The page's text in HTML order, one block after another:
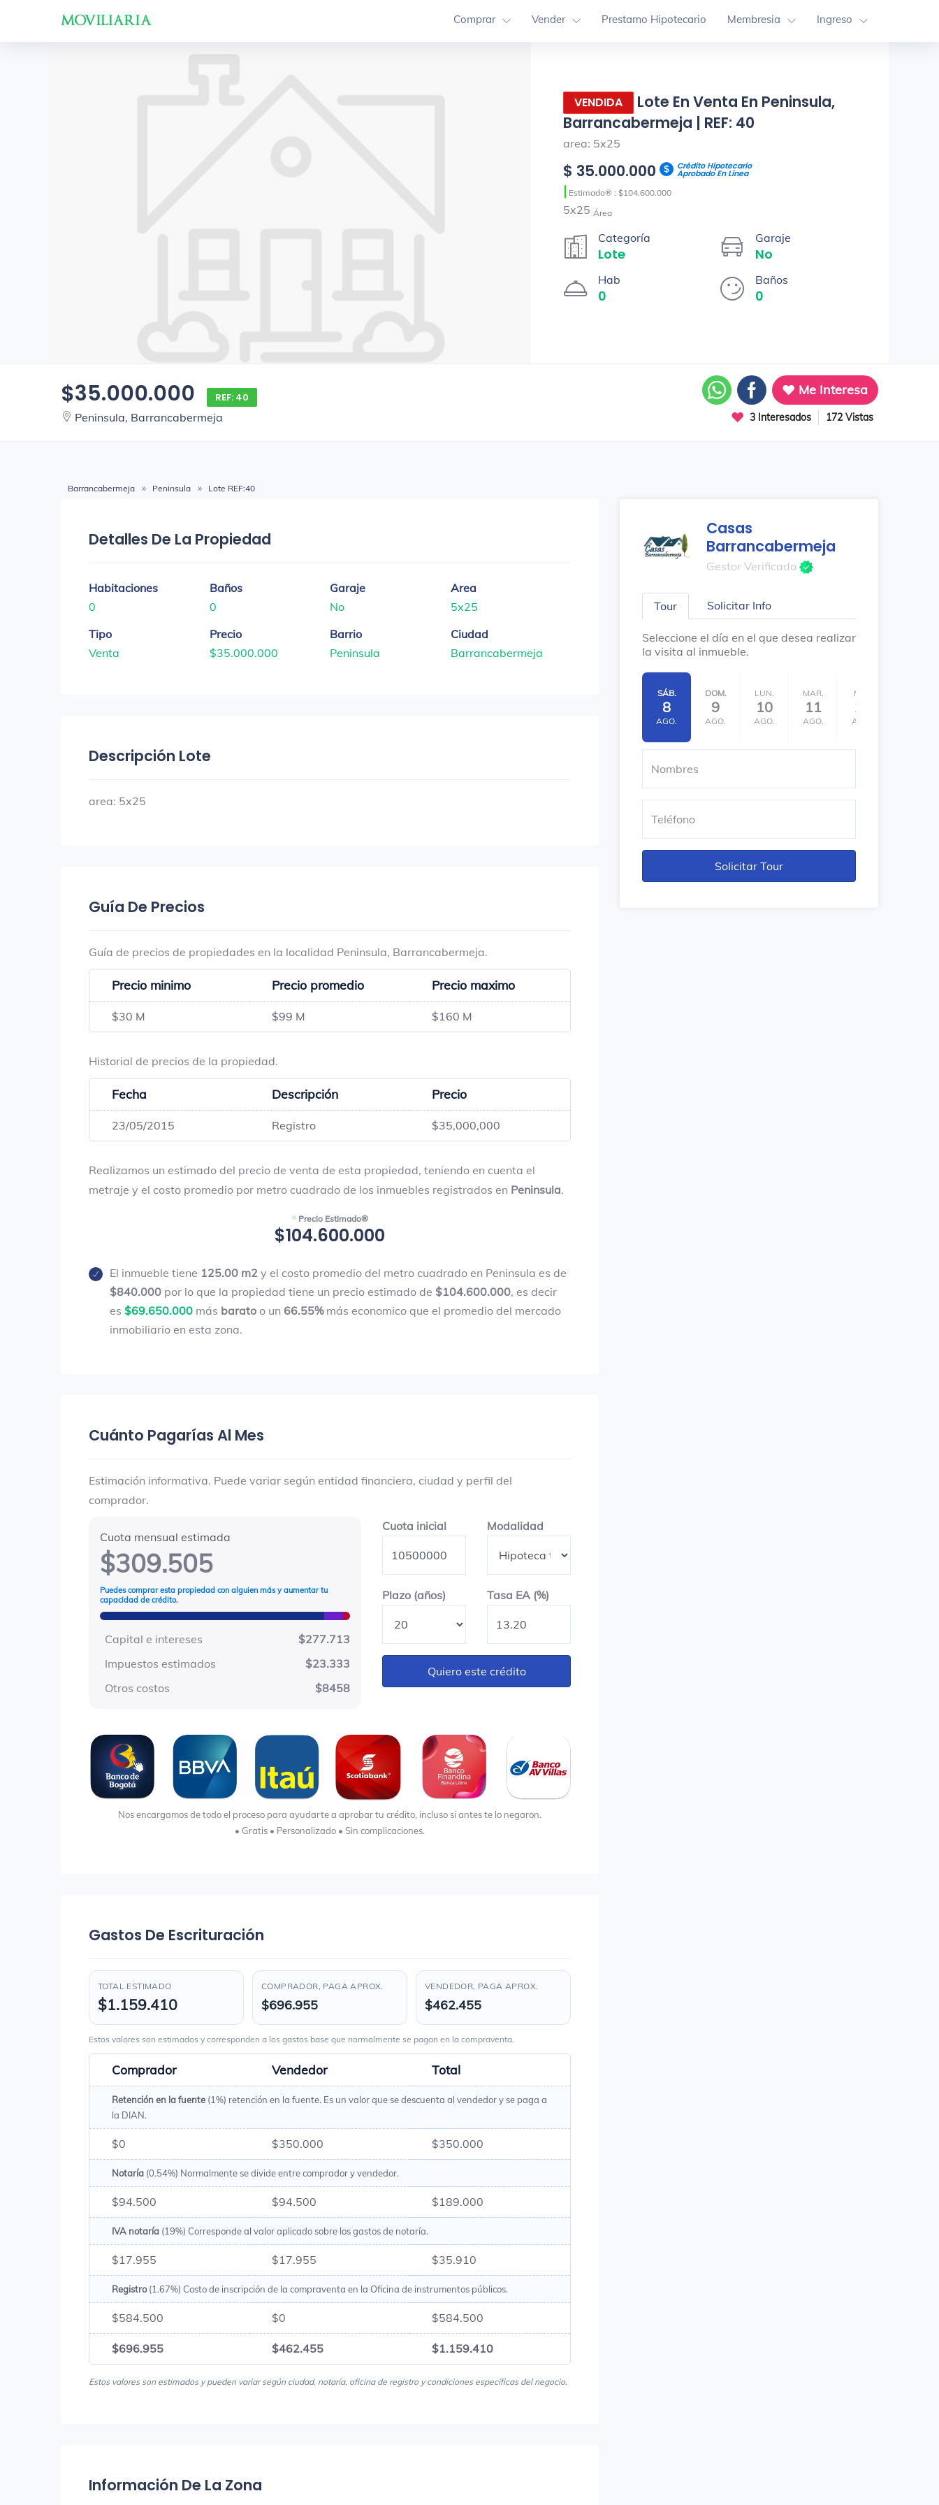
Comprar Vender Prestamo Hipotecario Membresia Ingreso
VENDIDA
Lote En Venta En Peninsula,
Barrancabermeja | REF: 40
area: 5x25
$ 35.000.000 Crédito Hipotecario
Aprobado En Línea
| Estimado® : $104.600.000
5x25 Área
Categoría
Lote
Garaje
No
Hab
0
Baños
0
$35.000.000 REF: 40
Peninsula, Barrancabermeja
Me Interesa
3 Interesados 172 Vistas
Barrancabermeja Peninsula Lote REF:40
Detalles De La Propiedad
Habitaciones
0
Baños
0
Garaje
No
Area
5x25
Tipo
Venta
Precio
$35.000.000
Barrio
Peninsula
Ciudad
Barrancabermeja
Descripción Lote
area: 5x25
Guía De Precios
Guía de precios de propiedades en la localidad Peninsula, Barrancabermeja.
Precio minimo Precio promedio Precio maximo
$30 M $99 M $160 M
Historial de precios de la propiedad.
Fecha Descripción Precio
23/05/2015 Registro $35,000,000
Realizamos un estimado del precio de venta de esta propiedad, teniendo en cuenta el
metraje y el costo promedio por metro cuadrado de los inmuebles registrados en Peninsula.
Precio Estimado®
$104.600.000
El inmueble tiene 125.00 m2 y el costo promedio del metro cuadrado en Peninsula es de
$840.000 por lo que la propiedad tiene un precio estimado de $104.600.000, es decir
es $69.650.000 más barato o un 66.55%más economico que el promedio del mercado
inmobiliario en esta zona.
Cuánto Pagarías Al Mes
Estimación informativa. Puede variar según entidad financiera, ciudad y perfil del
comprador.
Cuota mensual estimada
$309.505
Puedes comprar esta propiedad con alguien más y aumentar tu
capacidad de crédito.
Capital e intereses
$277.713
Impuestos estimados
$23.333
Otros costos
$8458
Cuota inicialCuota inicialModalidad
Plazo (años) Plazo en añosTasa EA (%)
Quiero este crédito
Nos encargamos de todo el proceso para ayudarte a aprobar tu crédito, incluso si antes te lo negaron.
• Gratis • Personalizado • Sin complicaciones.
Gastos De Escrituración
TOTAL ESTIMADO
$1.159.410
COMPRADOR, PAGA APROX.
$696.955
VENDEDOR, PAGA APROX.
$462.455
Estos valores son estimados y corresponden a los gastos base que normalmente se pagan en la compraventa.
Comprador Vendedor Total
Retención en la fuente (1%) retención en la fuente. Es un valor que se descuenta al vendedor y se paga a
la DIAN.
$0 $350.000 $350.000
Notaría (0.54%) Normalmente se divide entre comprador y vendedor.
$94.500 $94.500 $189.000
IVA notaría (19%) Corresponde al valor aplicado sobre los gastos de notaría.
$17.955 $17.955 $35.910
Registro(1.67%) Costo de inscripción de la compraventa en la Oficina de instrumentos públicos.
$584.500 $0 $584.500
$696.955 $462.455 $1.159.410
Estos valores son estimados y pueden variar según ciudad, notaría, oficina de registro y condiciones específicas del negocio.
Información De La Zona
Casas
Barrancabermeja
Gestor Verificado
Tour Solicitar Info
Seleccione el día en el que desea realizar
la visita al inmueble.
SÁB.
8
AGO.
DOM.
9
AGO.
LUN.
10
AGO.
MAR.
11
AGO.
MIÉ.
12
AGO.